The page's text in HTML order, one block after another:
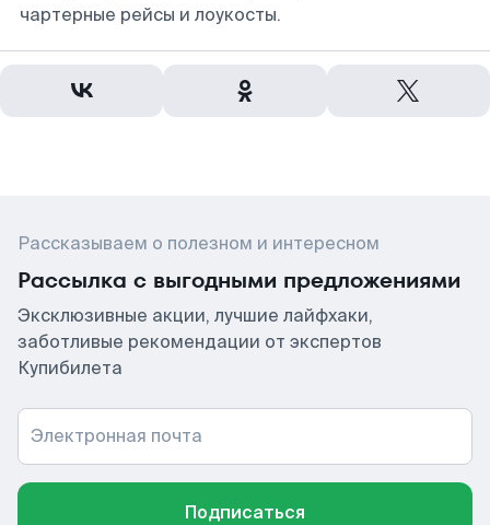
чартерные рейсы и лоукосты.
Рассказываем о полезном и интересном
Рассылка с выгодными предложениями
Эксклюзивные акции, лучшие лайфхаки,
заботливые рекомендации от экспертов
Купибилета
Электронная почта
Подписаться